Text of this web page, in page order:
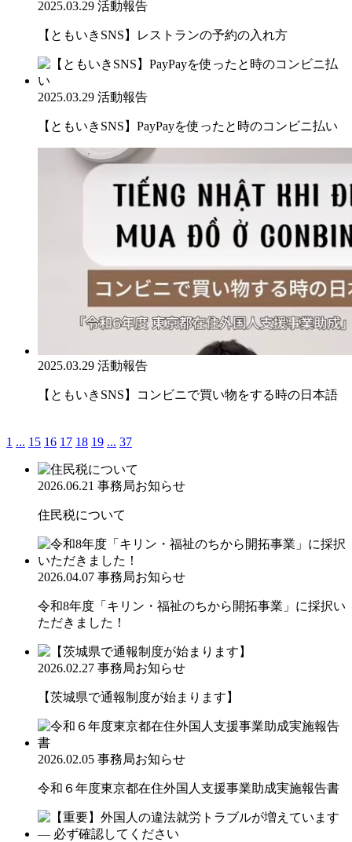
2025.03.29 活動報告
【ともいきSNS】レストランの予約の入れ方
2025.03.29 活動報告
【ともいきSNS】PayPayを使ったと時のコンビニ払い
2025.03.29 活動報告
【ともいきSNS】コンビニで買い物をする時の日本語
1 ... 15 16 17 18 19 ... 37
2026.06.21 事務局お知らせ
住民税について
2026.04.07 事務局お知らせ
令和8年度「キリン・福祉のちから開拓事業」に採択い
ただきました！
2026.02.27 事務局お知らせ
【茨城県で通報制度が始まります】
2026.02.05 事務局お知らせ
令和６年度東京都在住外国人支援事業助成実施報告書